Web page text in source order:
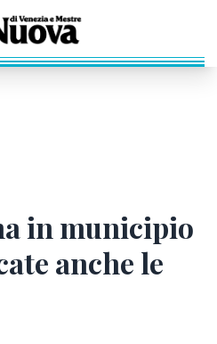
in municipio
anche le